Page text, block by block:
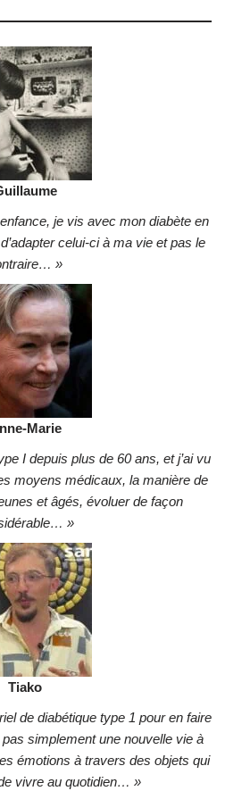
je vis avec mon diabète en
celui-ci à ma vie et pas le
»
Marie
I depuis plus de 60 ans, et j’ai vu
moyens médicaux, la manière de
et âgés, évoluer de façon
»
Tiako
de diabétique type 1 pour en faire
simplement une nouvelle vie à
émotions à travers des objets qui
vivre au quotidien… »